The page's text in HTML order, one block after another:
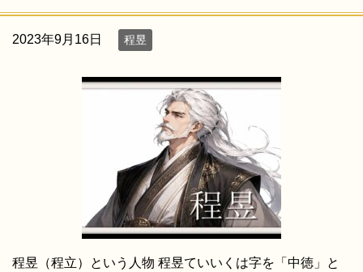
2023年9月16日 程昱
程昱（程立）という人物 程昱ていいくは字を「中徳」と